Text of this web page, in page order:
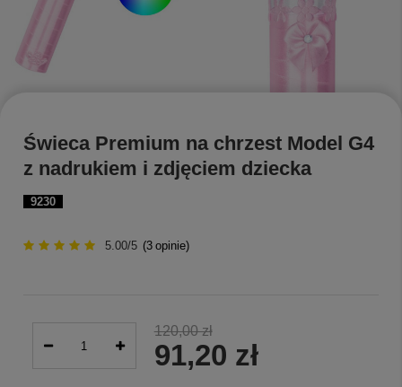
9230
Świeca Premium na chrzest Model G4
z nadrukiem i zdjęciem dziecka
5.00/5 (3 opinie)
120,00 zł
91,20 zł